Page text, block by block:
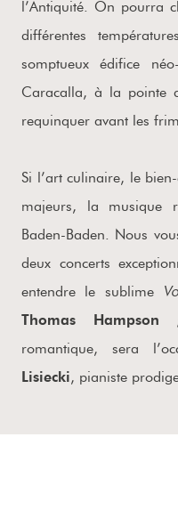
l’Antiquité. On pourra
différentes
somptueux édifice
Caracalla, à la pointe
requinquer avant les
Si l’art culinaire, le
majeurs, la musique
Baden-Baden. Nous
deux concerts
entendre le sublime
Thomas Hampson ;
romantique, sera
Lisiecki, pianiste